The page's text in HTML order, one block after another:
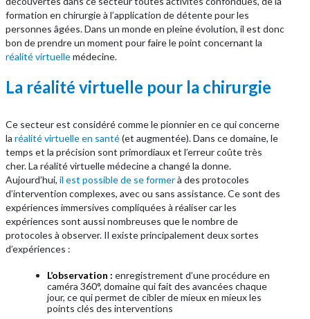
formation en chirurgie à l’application de détente pour les
personnes âgées. Dans un monde en pleine évolution, il est donc
bon de prendre un moment pour faire le point concernant la
réalité virtuellemédecine.
La réalité virtuelle pour la chirurgie
Ce secteur est considéré comme le pionnier en ce qui concerne
la réalité virtuelle en santé(et augmentée). Dans ce domaine, le
temps et la précision sont primordiaux et l’erreur coûte très
cher. La réalité virtuelle médecine a changé la donne.
Aujourd’hui, il est possible de se formerà des protocoles
d’intervention complexes, avec ou sans assistance. Ce sont des
expériences immersives compliquées à réaliser car les
expériences sont aussi nombreuses que le nombre de
protocoles à observer. Il existe principalement deux sortes
d’expériences :
L’observation : enregistrement d’une procédure en
caméra 360°, domaine qui fait des avancées chaque
jour, ce qui permet de cibler de mieux en mieux les
points clés des interventions